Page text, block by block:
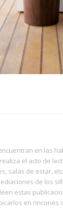
en las
el acto de
salas de estar,
de los
estas
en rincones